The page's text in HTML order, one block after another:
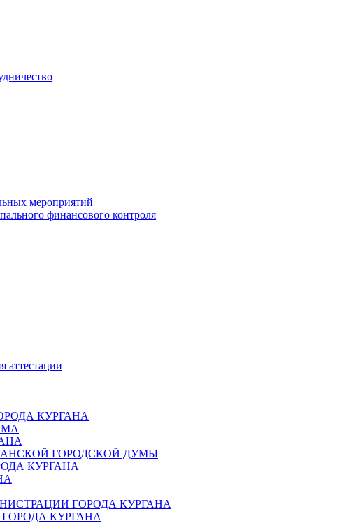
мероприятий
финансового контроля
аттестации
КУРГАНА
ГОРОДСКОЙ ДУМЫ
КУРГАНА
ГОРОДА КУРГАНА
КУРГАНА